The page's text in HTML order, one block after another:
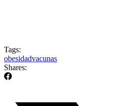
Tags:
obesidadvacunas
Shares: